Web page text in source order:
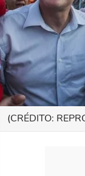
(CRÉDITO: